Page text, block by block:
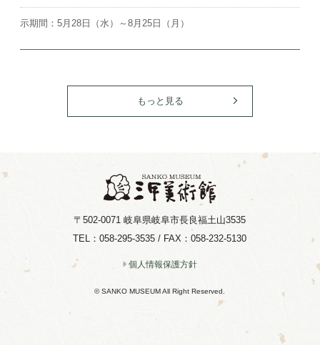
示期間：5月28日（水）～8月25日（月）
もっと見る
〒502-0071岐阜県岐阜市長良福土山3535
TEL：058-295-3535 / FAX：058-232-5130
個人情報保護方針
© SANKO MUSEUM All Right Reserved.